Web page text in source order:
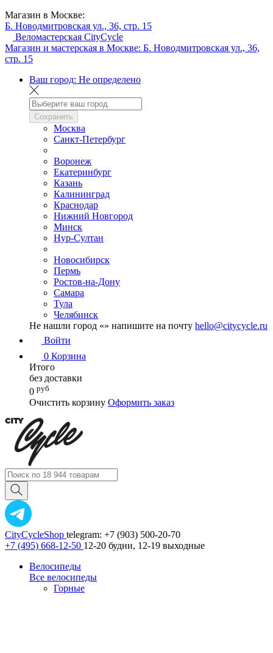
Магазин в Москве:
Б. Новодмитровская ул., 36, стр. 15
Веломастерская CityCycle
Магазин и мастерская в Москве: Б. Новодмитровская ул., 36,
стр. 15
Ваш город: Не определено
Сохранить
Москва
Санкт-Петербург
Воронеж
Екатеринбург
Казань
Калининград
Краснодар
Нижний Новгород
Минск
Нур-Султан
Новосибирск
Пермь
Ростов-на-Дону
Самара
Тула
Челябинск
Не нашли город «» напишите на почту hello@citycycle.ru
Войти
0 Корзина
Итого
без доставки
0 руб
Очистить корзину Оформить заказ
CityCycleShop telegram: +7 (903) 500-20-70
+7 (495) 668-12-50 12-20 будни, 12-19 выходные
Велосипеды
Все велосипеды
Горные